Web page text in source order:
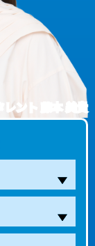
タレント 藤本 美貴